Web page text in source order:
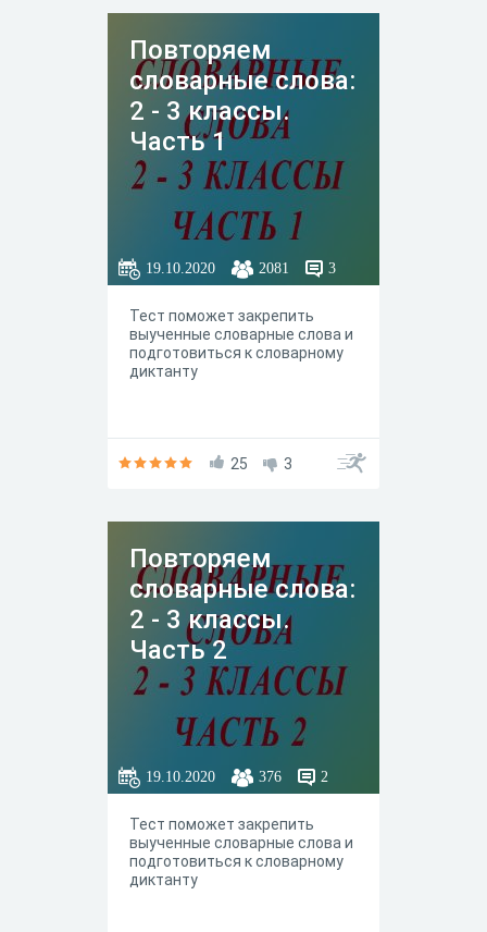
Повторяем
словарные слова:
2 - 3 классы.
Часть 1
19.10.2020 2081 3
Тест поможет закрепить
выученные словарные слова и
подготовиться к словарному
диктанту
25 3
Повторяем
словарные слова:
2 - 3 классы.
Часть 2
19.10.2020 376 2
Тест поможет закрепить
выученные словарные слова и
подготовиться к словарному
диктанту